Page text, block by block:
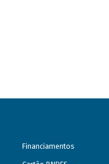
Financiamentos